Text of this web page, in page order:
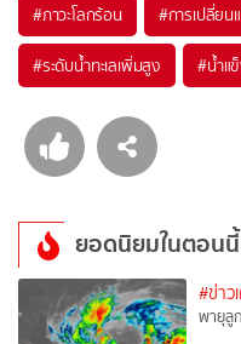
#ภาวะโลกร้อน #การเปลี่ย
#ระดับน้ำทะเลเพิ่มสูง #น้ำแ
ยอดนิยมในตอนนี้
#ข่าว
พายุลู